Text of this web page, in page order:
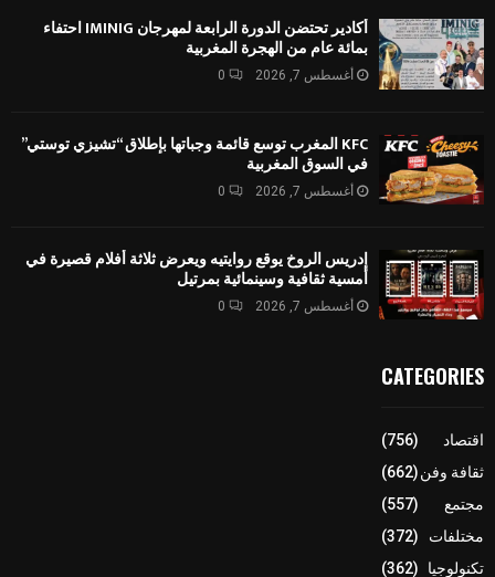
أكادير تحتضن الدورة الرابعة لمهرجان IMINIG احتفاء
بمائة عام من الهجرة المغربية
أغسطس 7, 2026 0
KFC المغرب توسع قائمة وجباتها بإطلاق “تشيزي توستي”
في السوق المغربية
أغسطس 7, 2026 0
إدريس الروخ يوقع روايتيه ويعرض ثلاثة أفلام قصيرة في
أمسية ثقافية وسينمائية بمرتيل
أغسطس 7, 2026 0
CATEGORIES
اقتصاد
(756)
ثقافة وفن(662)
مجتمع
(557)
مختلفات
(372)
تكنولوجيا
(362)